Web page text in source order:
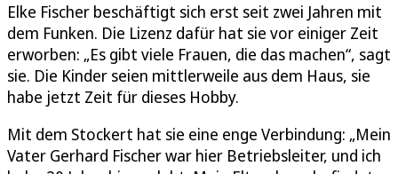
Elke Fischer beschäftigt sich erst seit zwei Jahren mit
dem Funken. Die Lizenz dafür hat sie vor einiger Zeit
erworben: „Es gibt viele Frauen, die das machen“, sagt
sie. Die Kinder seien mittlerweile aus dem Haus, sie
habe jetzt Zeit für dieses Hobby.
Mit dem Stockert hat sie eine enge Verbindung: „Mein
Vater Gerhard Fischer war hier Betriebsleiter, und ich